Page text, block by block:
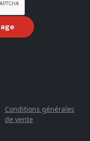
Conditions générales
de vente